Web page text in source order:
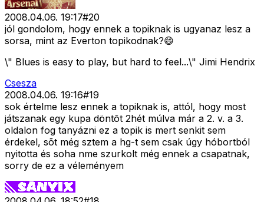
2008.04.06. 19:17#20
jól gondolom, hogy ennek a topiknak is ugyanaz lesz a
sorsa, mint az Everton topikodnak?😄
\" Blues is easy to play, but hard to feel...\" Jimi Hendrix
Csesza
2008.04.06. 19:16#19
sok értelme lesz ennek a topiknak is, attól, hogy most
játszanak egy kupa döntõt 2hét múlva már a 2. v. a 3.
oldalon fog tanyázni ez a topik is mert senkit sem
érdekel, sõt még sztem a hg-t sem csak úgy hóbortból
nyitotta és soha nme szurkolt még ennek a csapatnak,
sorry de ez a véleményem